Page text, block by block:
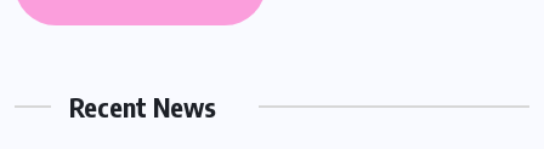
Recent News